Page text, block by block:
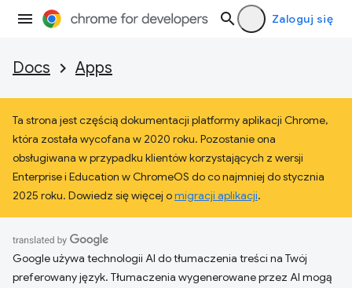
Zaloguj się
Docs Apps
Ta strona jest częścią dokumentacji platformy aplikacji Chrome,
która została wycofana w 2020 roku. Pozostanie ona
obsługiwana w przypadku klientów korzystających z wersji
Enterprise i Education w ChromeOS do co najmniej do stycznia
2025 roku. Dowiedz się więcej omigracji aplikacji.
Google używa technologii AI do tłumaczenia treści na Twój
preferowany język. Tłumaczenia wygenerowane przez AI mogą